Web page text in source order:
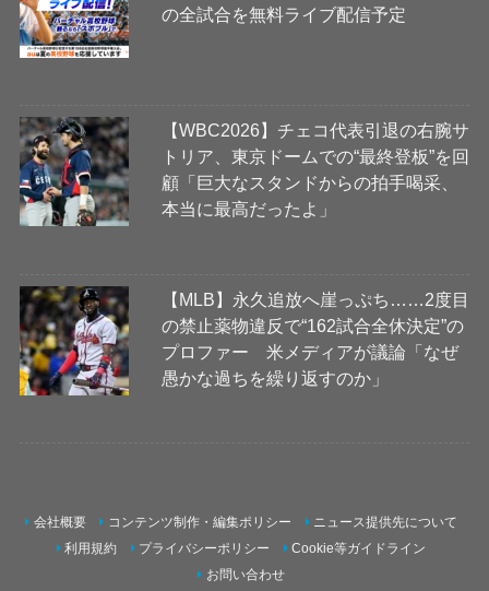
の全試合を無料ライブ配信予定
【WBC2026】チェコ代表引退の右腕サ
トリア、東京ドームでの“最終登板”を回
顧「巨大なスタンドからの拍手喝采、
本当に最高だったよ」
【MLB】永久追放へ崖っぷち……2度目
の禁止薬物違反で“162試合全休決定”の
プロファー 米メディアが議論「なぜ
愚かな過ちを繰り返すのか」
会社概要 コンテンツ制作・編集ポリシー
ニュース提供先について
利用規約
プライバシーポリシー
Cookie等ガイドライン
お問い合わせ